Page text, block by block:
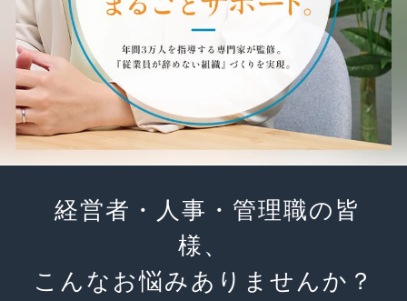
経営者・人事・管理職の皆
様、
こんなお悩みありませんか？